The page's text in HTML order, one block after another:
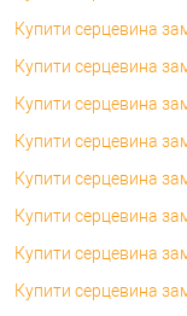
Купити серцевина
Купити серцевина
Купити серцевина
Купити серцевина
Купити серцевина
Купити серцевина
Купити серцевина
Купити серцевина